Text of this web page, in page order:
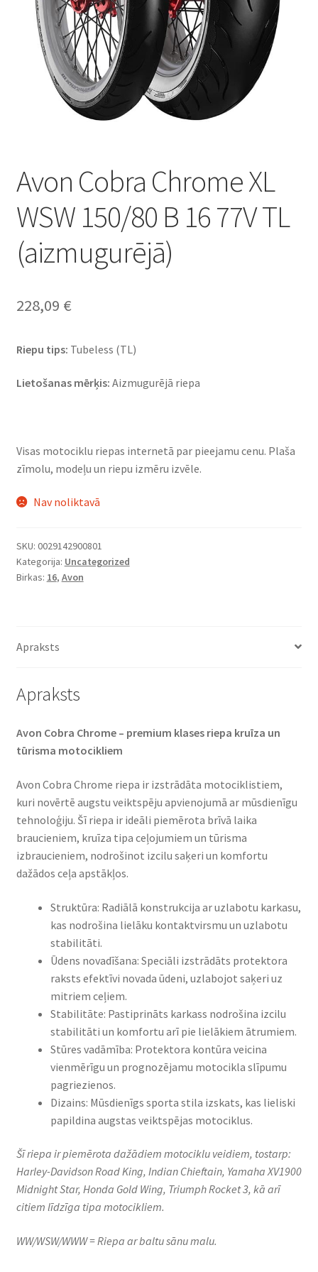
Avon Cobra Chrome XL
WSW 150/80 B 16 77V TL
(aizmugurējā)
228,09 €
Riepu tips: Tubeless (TL)
Lietošanas mērķis: Aizmugurējā riepa
Visas motociklu riepas internetā par pieejamu cenu. Plaša
zīmolu, modeļu un riepu izmēru izvēle.
Nav noliktavā
SKU: 0029142900801
Kategorija: Uncategorized
Birkas: 16, Avon
Apraksts
Apraksts
Avon Cobra Chrome – premium klases riepa kruīza un
tūrisma motocikliem​
Avon Cobra Chrome riepa ir izstrādāta motociklistiem,
kuri novērtē augstu veiktspēju apvienojumā ar mūsdienīgu
tehnoloģiju. Šī riepa ir ideāli piemērota brīvā laika
braucieniem, kruīza tipa ceļojumiem un tūrisma
izbraucieniem, nodrošinot izcilu saķeri un komfortu
dažādos ceļa apstākļos.​
Struktūra: Radiālā konstrukcija ar uzlabotu karkasu,
kas nodrošina lielāku kontaktvirsmu un uzlabotu
stabilitāti.​
Ūdens novadīšana: Speciāli izstrādāts protektora
raksts efektīvi novada ūdeni, uzlabojot saķeri uz
mitriem ceļiem.​
Stabilitāte: Pastiprināts karkass nodrošina izcilu
stabilitāti un komfortu arī pie lielākiem ātrumiem.​
Stūres vadāmība: Protektora kontūra veicina
vienmērīgu un prognozējamu motocikla slīpumu
pagriezienos.​
Dizains: Mūsdienīgs sporta stila izskats, kas lieliski
papildina augstas veiktspējas motociklus.​
Šī riepa ir piemērota dažādiem motociklu veidiem, tostarp:
Harley-Davidson Road King, Indian Chieftain, Yamaha XV1900
Midnight Star, Honda Gold Wing, Triumph Rocket 3, kā arī
citiem līdzīga tipa motocikliem.
WW/WSW/WWW = Riepa ar baltu sānu malu.